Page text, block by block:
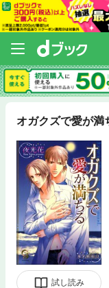
オガクズで愛が満
試し読み